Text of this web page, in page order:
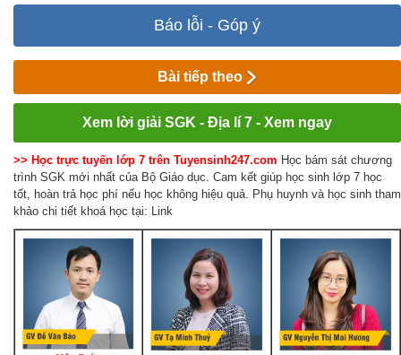
Báo lỗi - Góp ý
Bài tiếp theo
Xem lời giải SGK - Địa lí 7 - Xem ngay
>> Học trực tuyến lớp 7 trên Tuyensinh247.com Học bám sát chương
trình SGK mới nhất của Bộ Giáo dục. Cam kết giúp học sinh lớp 7 học
tốt, hoàn trả học phí nếu học không hiệu quả. Phụ huynh và học sinh tham
khảo chi tiết khoá học tại: Link